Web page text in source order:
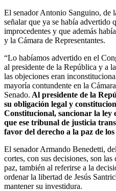
El senador Antonio Sanguino, de
señalar que ya se había advertido
improcedentes y que además
y la Cámara de Representantes.
“Lo habíamos advertido en el
al presidente de la República y a
las objeciones eran
mayoría contundente en la
Senado. Al presidente de la
su obligación legal y
Constitucional, sancionar la
que ese tribunal de justicia
favor del derecho a la paz de
El senador Armando Benedetti,
cortes, con sus decisiones, son
paz, también al referirse a la
ordenar la libertad de Jesús
mantener su investidura.